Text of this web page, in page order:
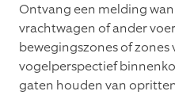
Ontvang een melding
vrachtwagen of ander
bewegingszones of
vogelperspectief
gaten houden van